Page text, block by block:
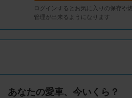
ログインするとお気に入りの保存や
管理が出来るようになります
あなたの愛車、今いくら？